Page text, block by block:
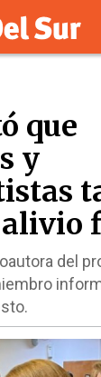
que
y
del